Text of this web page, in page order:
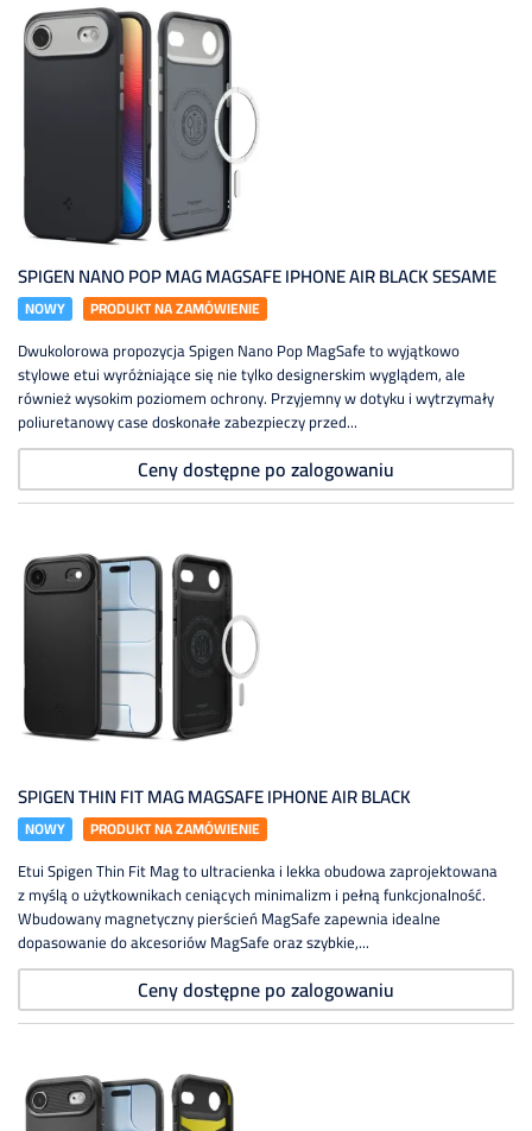
SPIGEN NANO POP MAG MAGSAFE IPHONE AIR BLACK SESAME
NOWY PRODUKT NA ZAMÓWIENIE
Dwukolorowa propozycja Spigen Nano Pop MagSafe to wyjątkowo
stylowe etui wyróżniające się nie tylko designerskim wyglądem, ale
również wysokim poziomem ochrony. Przyjemny w dotyku i wytrzymały
poliuretanowy case doskonałe zabezpieczy przed...
Ceny dostępne po zalogowaniu
SPIGEN THIN FIT MAG MAGSAFE IPHONE AIR BLACK
NOWY PRODUKT NA ZAMÓWIENIE
Etui Spigen Thin Fit Mag to ultracienka i lekka obudowa zaprojektowana
z myślą o użytkownikach ceniących minimalizm i pełną funkcjonalność.
Wbudowany magnetyczny pierścień MagSafe zapewnia idealne
dopasowanie do akcesoriów MagSafe oraz szybkie,...
Ceny dostępne po zalogowaniu